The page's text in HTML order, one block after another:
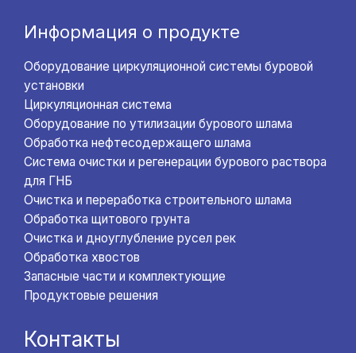
Информация о продукте
Оборудование циркуляционной системы буровой
установки
Циркуляционная система
Оборудование по утилизации бурового шлама
Обработка нефтесодержащего шлама
Система очистки и регенерации бурового раствора
для ГНБ
Очистка и переработка строительного шлама
Обработка щитового грунта
Очистка и дноуглубление русел рек
Обработка хвостов
Запасные части и комплектующие
Продуктовые решения
Контакты